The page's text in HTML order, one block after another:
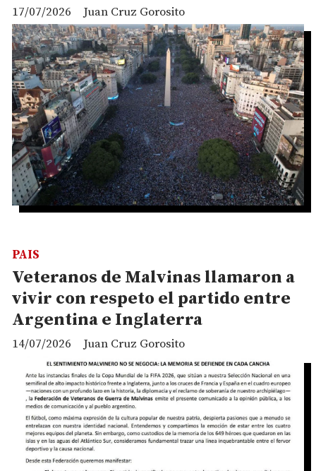
Juan Cruz Gorosito
17/07/2026
Veteranos de Malvinas llamaron a
vivir con respeto el partido entre
Argentina e Inglaterra
Juan Cruz Gorosito
PAIS
14/07/2026